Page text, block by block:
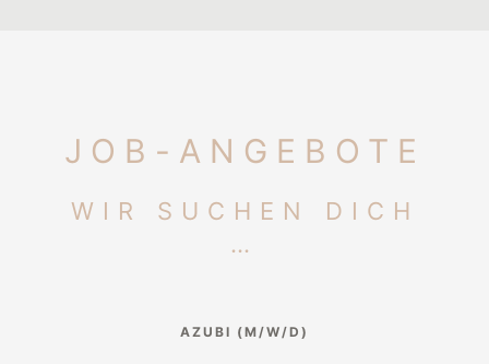
JOB-ANGEBOTE
WIR SUCHEN DICH
…
AZUBI (M/W/D)